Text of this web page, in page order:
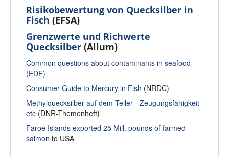
Risikobewertung von Quecksilber in
Fisch (EFSA)
Grenzwerte und Richwerte
Quecksilber (Allum)
Common questions about contaminants in seafood
(EDF)
Consumer Guide to Mercury in Fish (NRDC)
Methylquecksilber auf dem Teller - Zeugungsfähigkeit
etc (DNR-Themenheft)
Faroe Islands exported 25 Mill. pounds of farmed
salmon to USA